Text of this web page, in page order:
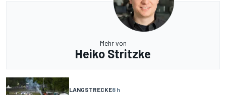
Mehr von
Heiko Stritzke
LANGSTRECKE8 h